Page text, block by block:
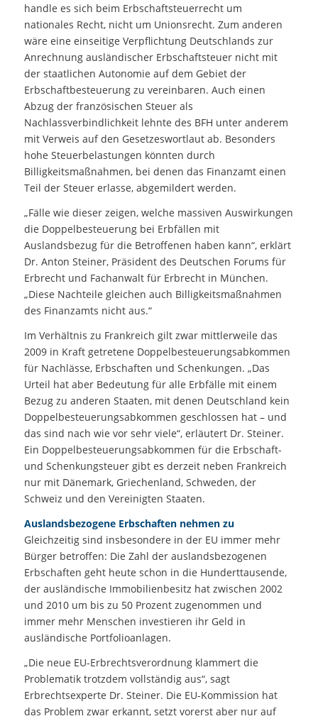
handle es sich beim Erbschaftsteuerrecht um
nationales Recht, nicht um Unionsrecht. Zum anderen
wäre eine einseitige Verpflichtung Deutschlands zur
Anrechnung ausländischer Erbschaftsteuer nicht mit
der staatlichen Autonomie auf dem Gebiet der
Erbschaftbesteuerung zu vereinbaren. Auch einen
Abzug der französischen Steuer als
Nachlassverbindlichkeit lehnte des BFH unter anderem
mit Verweis auf den Gesetzeswortlaut ab. Besonders
hohe Steuerbelastungen könnten durch
Billigkeitsmaßnahmen, bei denen das Finanzamt einen
Teil der Steuer erlasse, abgemildert werden.
„Fälle wie dieser zeigen, welche massiven Auswirkungen
die Doppelbesteuerung bei Erbfällen mit
Auslandsbezug für die Betroffenen haben kann“, erklärt
Dr. Anton Steiner, Präsident des Deutschen Forums für
Erbrecht und Fachanwalt für Erbrecht in München.
„Diese Nachteile gleichen auch Billigkeitsmaßnahmen
des Finanzamts nicht aus.“
Im Verhältnis zu Frankreich gilt zwar mittlerweile das
2009 in Kraft getretene Doppelbesteuerungsabkommen
für Nachlässe, Erbschaften und Schenkungen. „Das
Urteil hat aber Bedeutung für alle Erbfälle mit einem
Bezug zu anderen Staaten, mit denen Deutschland kein
Doppelbesteuerungsabkommen geschlossen hat – und
das sind nach wie vor sehr viele“, erläutert Dr. Steiner.
Ein Doppelbesteuerungsabkommen für die Erbschaft-
und Schenkungsteuer gibt es derzeit neben Frankreich
nur mit Dänemark, Griechenland, Schweden, der
Schweiz und den Vereinigten Staaten.
Auslandsbezogene Erbschaften nehmen zu
Gleichzeitig sind insbesondere in der EU immer mehr
Bürger betroffen: Die Zahl der auslandsbezogenen
Erbschaften geht heute schon in die Hunderttausende,
der ausländische Immobilienbesitz hat zwischen 2002
und 2010 um bis zu 50 Prozent zugenommen und
immer mehr Menschen investieren ihr Geld in
ausländische Portfolioanlagen.
„Die neue EU-Erbrechtsverordnung klammert die
Problematik trotzdem vollständig aus“, sagt
Erbrechtsexperte Dr. Steiner. Die EU-Kommission hat
das Problem zwar erkannt, setzt vorerst aber nur auf